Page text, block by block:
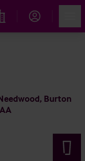
un hôtel
Burton